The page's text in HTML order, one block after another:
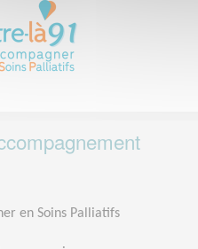
en Soins Palliatifs